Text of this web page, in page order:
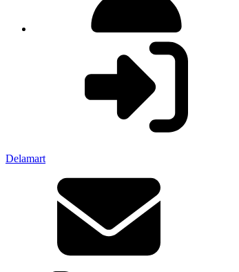
Delamart